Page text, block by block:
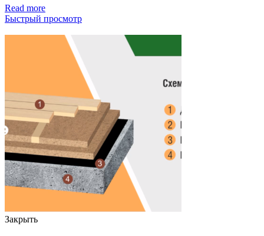
Read more
Быстрый просмотр
Закрыть